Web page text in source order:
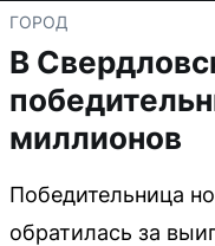
ГОРОД
В
миллионов
Победительница
обратилась за